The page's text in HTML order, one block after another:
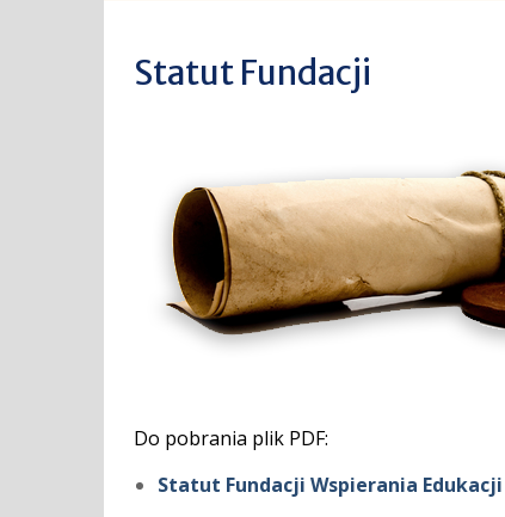
Statut Fundacji
Do pobrania plik PDF:
Statut Fundacji Wspierania